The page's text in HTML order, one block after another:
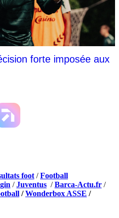
forte imposée aux
foot /Football
/Juventus /Barca-Actu.fr /
/Wonderbox ASSE /